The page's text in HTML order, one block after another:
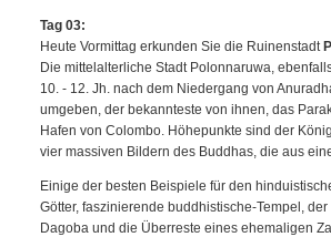
Tag 03:
Heute Vormittag erkunden Sie die Ruinenstadt
Die mittelalterliche Stadt Polonnaruwa,
10. - 12. Jh. nach dem Niedergang von
umgeben, der bekannteste von ihnen, das
Hafen von Colombo. Höhepunkte sind der
vier massiven Bildern des Buddhas, die aus
Einige der besten Beispiele für den
Götter, faszinierende buddhistische-Tempel,
Dagoba und die Überreste eines ehemaligen